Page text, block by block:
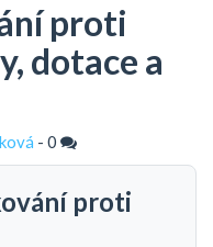
proti
dotace a
- 0
proti